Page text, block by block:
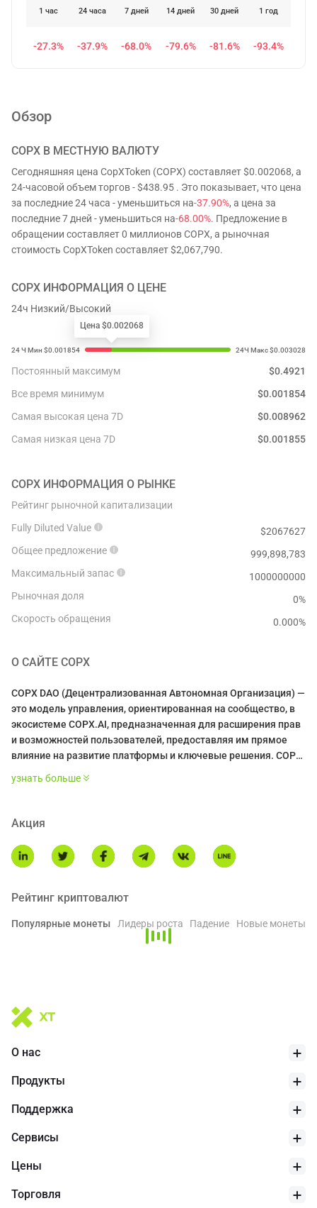
1 час 24 часа 7 дней 14 дней 30 дней 1 год
-27.3% -37.9% -68.0% -79.6% -81.6% -93.4%
Обзор
COPX В МЕСТНУЮ ВАЛЮТУ
Сегодняшняя цена CopXToken (COPX) составляет $0.002068, а
24-часовой объем торгов - $438.95 . Это показывает, что цена
за последние 24 часа - уменьшиться на-37.90%, а цена за
последние 7 дней - уменьшиться на-68.00%. Предложение в
обращении составляет 0 миллионов COPX, а рыночная
стоимость CopXToken составляет $2,067,790.
COPX ИНФОРМАЦИЯ О ЦЕНЕ
24ч Низкий/Высокий
Цена $0.002068
Постоянный максимум $0.4921
Все время минимум
$0.001854
Самая высокая цена 7D
$0.008962
Самая низкая цена 7D
$0.001855
COPX ИНФОРМАЦИЯ О РЫНКЕ
Рейтинг рыночной капитализации
Fully Diluted Value
$2067627
Общее предложение
999,898,783
Максимальный запас
1000000000
Рыночная доля
0%
Скорость обращения
0.000%
О САЙТЕ COPX
COPX DAO (Децентрализованная Автономная Организация) —
это модель управления, ориентированная на сообщество, в
экосистеме COPX.AI, предназначенная для расширения прав
и возможностей пользователей, предоставляя им прямое
влияние на развитие платформы и ключевые решения. COPX
децентрализации и вовлеченности сообщества, позволяя
предложениям, стратегическим направлениям и
* Это введение сгенерировано AI-переводом и
предназначено только для справки.
узнать больше
Акция
Рейтинг криптовалют
Популярные монеты Лидеры роста Падение Новые монеты
О нас
Продукты
Поддержка
Cервисы
Цены
Торговля